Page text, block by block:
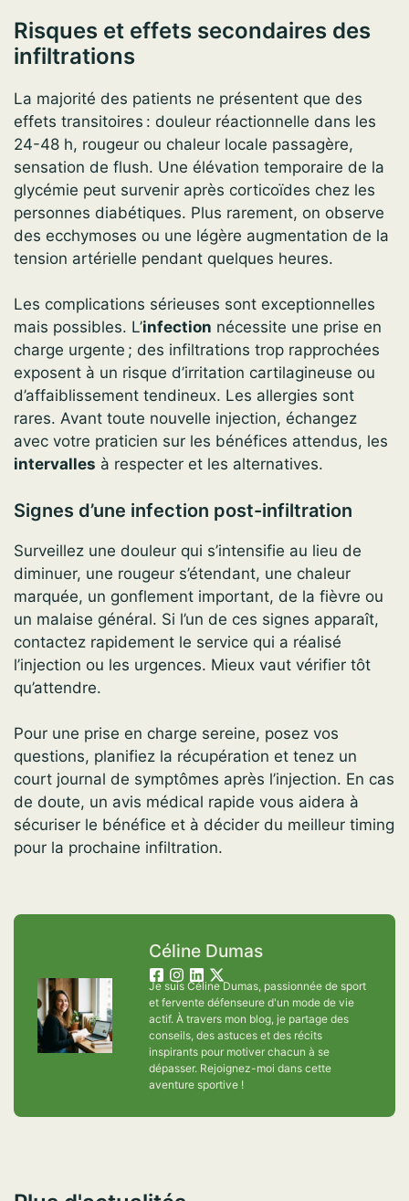
Risques et effets secondaires des
infiltrations
La majorité des patients ne présentent que des
effets transitoires : douleur réactionnelle dans les
24-48 h, rougeur ou chaleur locale passagère,
sensation de flush. Une élévation temporaire de la
glycémie peut survenir après corticoïdes chez les
personnes diabétiques. Plus rarement, on observe
des ecchymoses ou une légère augmentation de la
tension artérielle pendant quelques heures.
Les complications sérieuses sont exceptionnelles
mais possibles. L’infection nécessite une prise en
charge urgente ; des infiltrations trop rapprochées
exposent à un risque d’irritation cartilagineuse ou
d’affaiblissement tendineux. Les allergies sont
rares. Avant toute nouvelle injection, échangez
avec votre praticien sur les bénéfices attendus, les
intervalles à respecter et les alternatives.
Signes d’une infection post-infiltration
Surveillez une douleur qui s’intensifie au lieu de
diminuer, une rougeur s’étendant, une chaleur
marquée, un gonflement important, de la fièvre ou
un malaise général. Si l’un de ces signes apparaît,
contactez rapidement le service qui a réalisé
l’injection ou les urgences. Mieux vaut vérifier tôt
qu’attendre.
Pour une prise en charge sereine, posez vos
questions, planifiez la récupération et tenez un
court journal de symptômes après l’injection. En cas
de doute, un avis médical rapide vous aidera à
sécuriser le bénéfice et à décider du meilleur timing
pour la prochaine infiltration.
Céline Dumas
Je suis Céline Dumas, passionnée de sport
et fervente défenseure d'un mode de vie
actif. À travers mon blog, je partage des
conseils, des astuces et des récits
inspirants pour motiver chacun à se
dépasser. Rejoignez-moi dans cette
aventure sportive !